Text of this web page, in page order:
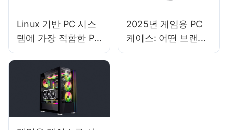
Linux 기반 PC 시스
템에 가장 적합한 PC
전원 공급 장치는 무
엇입니까?
2025년 게임용 PC
케이스: 어떤 브랜드
가 최고의 품질과 디